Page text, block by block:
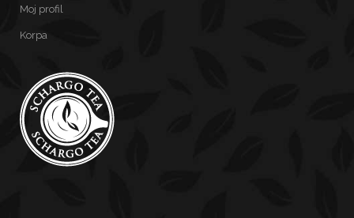
Moj profil
Korpa